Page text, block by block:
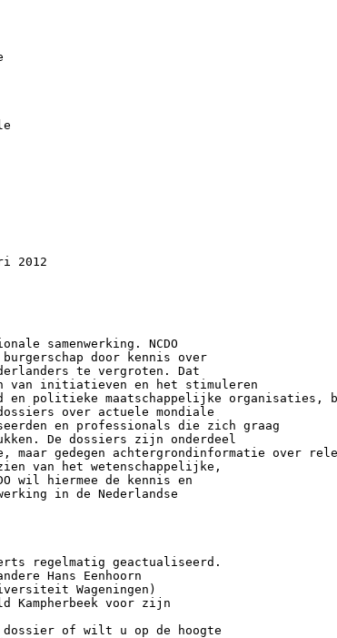
2012
samenwerking. NCDO
door kennis over
te vergroten. Dat
van initiatieven en het stimuleren
en politieke maatschappelijke organisaties,
over actuele mondiale
en professionals die zich graag
De dossiers zijn onderdeel
maar gedegen achtergrondinformatie over
van het wetenschappelijke,
wil hiermee de kennis en
in de Nederlandse
regelmatig geactualiseerd.
Hans Eenhoorn
Wageningen)
Kampherbeek voor zijn
dossier of wilt u op de hoogte